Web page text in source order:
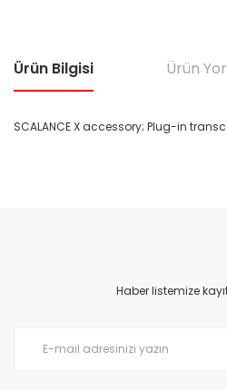
Ürün Bilgisi Ürün
SCALANCE X accessory; Plug-in
Ürün resmi kalitesiz, bozuk veya
Ürün açıklamasında eksik bilgiler
Haber listemize